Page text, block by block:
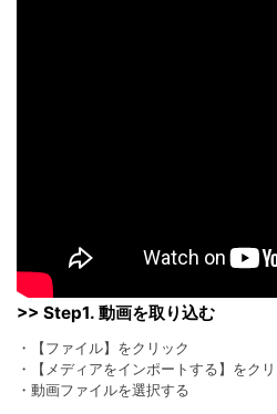
>> Step1. 動画を取り込む
・【ファイル】をクリック
・【メディアをインポートする】をク
・動画ファイルを選択する